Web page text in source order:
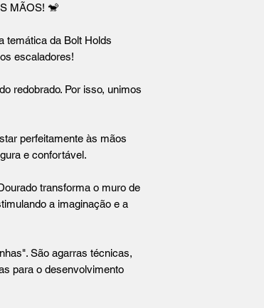
MÃOS! 🐒
temática da Bolt Holds
escaladores!
redobrado. Por isso, unimos
perfeitamente às mãos
e confortável.
transforma o muro de
a imaginação e a
São agarras técnicas,
para o desenvolvimento